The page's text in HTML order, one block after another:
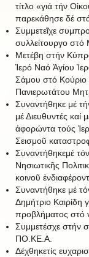
τίτλο «γιά τήν
παρεκάθησε δέ
Συμμετεῖχε
συλλείτουργο
Μετέβη στήν Κύπρο
Ἱερό Ναό Ἁγίου
Σάμου στό Κούριο
Πανιερωτάτου
Συναντήθηκε μέ
μέ Διευθυντές καί
ἀφορώντα τούς
Σεισμοῦ
Συναντήθηκεμέ
Νησιωτικῆς
κοινοῦ
Συναντήθηκε μέ
Δημήτριο Καιρίδη
προβλήματος στό
Συμμετέσχε στήν
ΠΟ.ΚΕ.Α.
Δέχθηκετίς